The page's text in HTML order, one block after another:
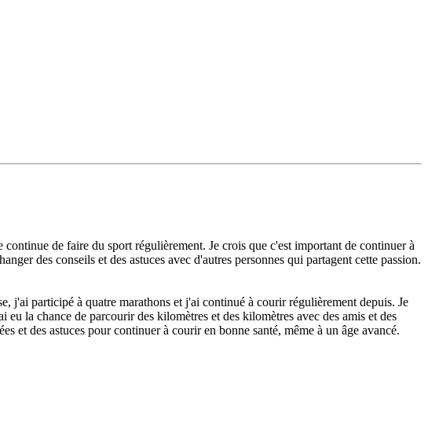
de faire du sport régulièrement. Je crois que c'est important de continuer à
des conseils et des astuces avec d'autres personnes qui partagent cette passion.
j'ai participé à quatre marathons et j'ai continué à courir régulièrement depuis. Je
la chance de parcourir des kilomètres et des kilomètres avec des amis et des
et des astuces pour continuer à courir en bonne santé, même à un âge avancé.